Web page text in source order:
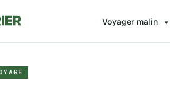
Voyager malin